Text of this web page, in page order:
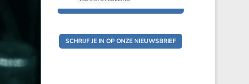
SCHRIJF JE IN OP ONZE NIEUWSBRIEF